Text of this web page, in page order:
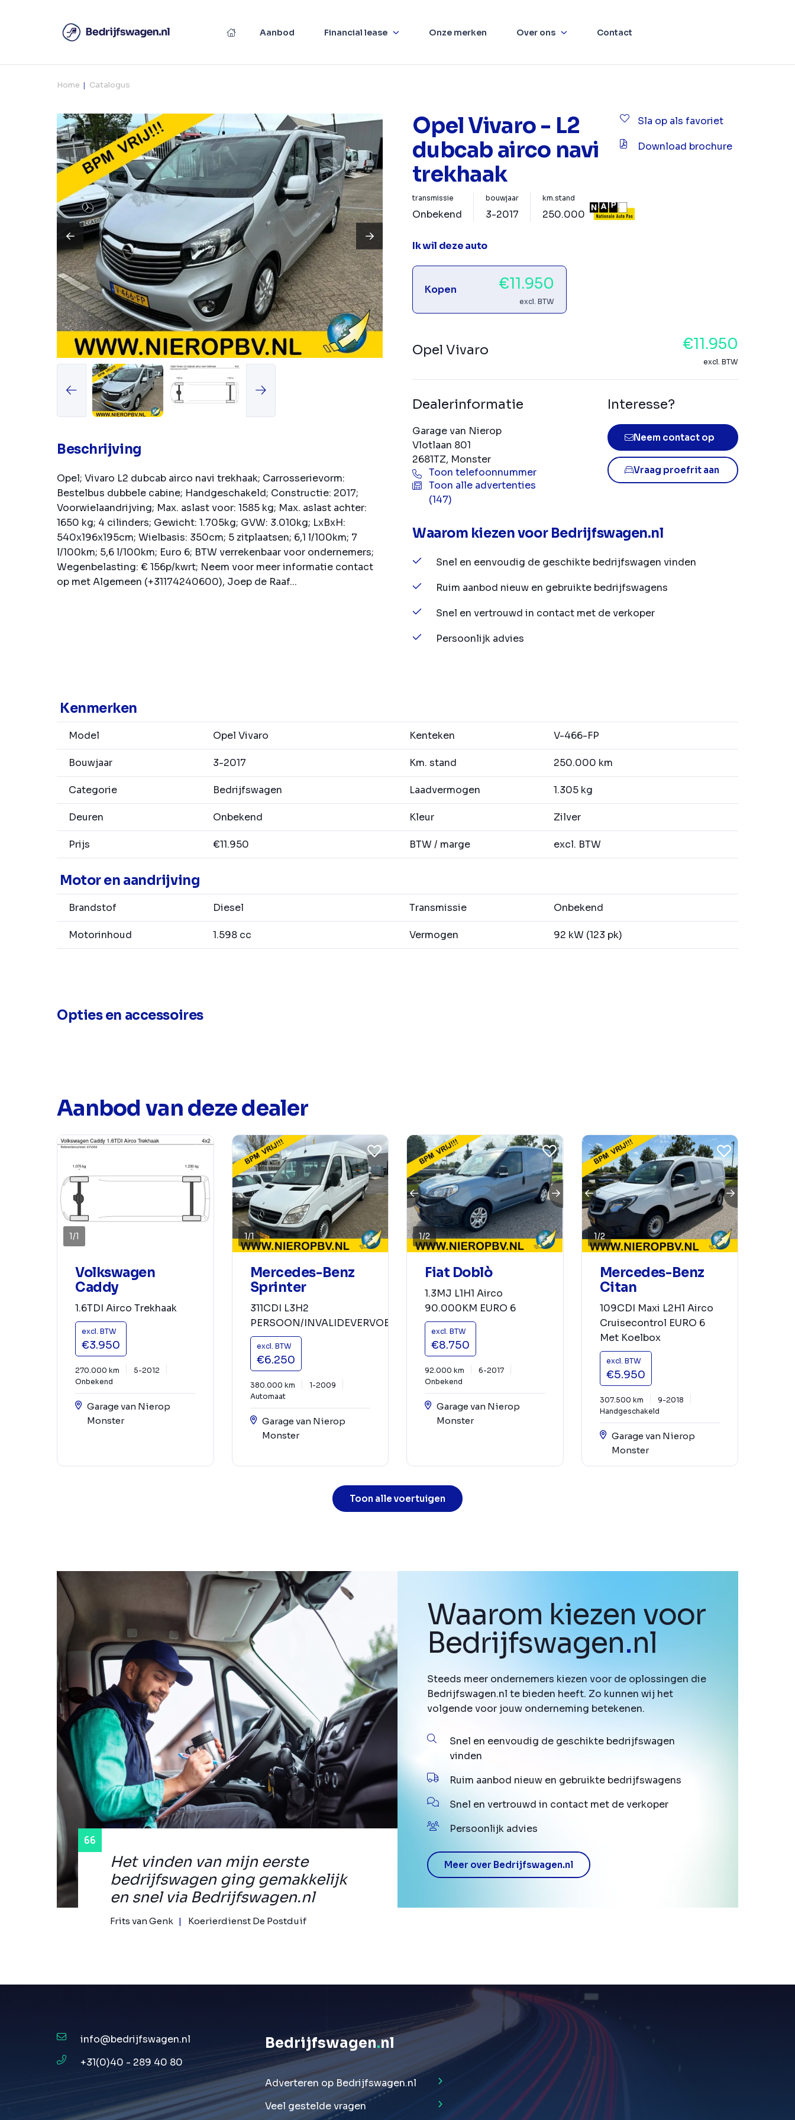
Aanbod Financial lease Onze merken Over ons Contact
Home Catalogus
Beschrijving
Opel; Vivaro L2 dubcab airco navi trekhaak; Carrosserievorm:
Bestelbus dubbele cabine; Handgeschakeld; Constructie: 2017;
Voorwielaandrijving; Max. aslast voor: 1585 kg; Max. aslast achter:
1650 kg; 4 cilinders; Gewicht: 1.705kg; GVW: 3.010kg; LxBxH:
540x196x195cm; Wielbasis: 350cm; 5 zitplaatsen; 6,1 l/100km; 7
l/100km; 5,6 l/100km; Euro 6; BTW verrekenbaar voor ondernemers;
Wegenbelasting: € 156p/kwrt; Neem voor meer informatie contact
op met Algemeen (+31174240600), Joep de Raaf...
Opel Vivaro - L2
dubcab airco navi
trekhaak
Sla op als favoriet
Download brochure
transmissie
Onbekend
bouwjaar
3-2017
km.stand
250.000
Ik wil deze auto
Kopen €11.950
excl. BTW
Opel Vivaro €11.950
excl. BTW
Dealerinformatie
Garage van Nierop
Vlotlaan 801
2681TZ, Monster
Toon telefoonnummer
Toon alle advertenties
(147)
Interesse?
Neem contact op
Vraag proefrit aan
Waarom kiezen voor Bedrijfswagen.nl
Snel en eenvoudig de geschikte bedrijfswagen vinden
Ruim aanbod nieuw en gebruikte bedrijfswagens
Snel en vertrouwd in contact met de verkoper
Persoonlijk advies
Kenmerken
Model Opel Vivaro Kenteken V-466-FP
Bouwjaar 3-2017 Km. stand 250.000 km
Categorie Bedrijfswagen Laadvermogen 1.305 kg
Deuren Onbekend Kleur Zilver
Prijs €11.950 BTW / marge excl. BTW
Motor en aandrijving
Brandstof Diesel Transmissie Onbekend
Motorinhoud 1.598 cc Vermogen 92 kW (123 pk)
Opties en accessoires
Aanbod van deze dealer
1/1
Volkswagen
Caddy
1.6TDI Airco Trekhaak
excl. BTW
€3.950
270.000 km
5-2012
Onbekend
Garage van Nierop
Monster
1/1
Mercedes-Benz
Sprinter
311CDI L3H2
PERSOON/INVALIDEVERVOER
excl. BTW
€6.250
380.000 km
1-2009
Automaat
Garage van Nierop
Monster
1/2
Fiat Doblò
1.3MJ L1H1 Airco
90.000KM EURO 6
excl. BTW
€8.750
92.000 km
6-2017
Onbekend
Garage van Nierop
Monster
1/2
Mercedes-Benz
Citan
109CDI Maxi L2H1 Airco
Cruisecontrol EURO 6
Met Koelbox
excl. BTW
€5.950
307.500 km
9-2018
Handgeschakeld
Garage van Nierop
Monster
Toon alle voertuigen
Het vinden van mijn eerste
bedrijfswagen ging gemakkelijk
en snel via Bedrijfswagen.nl
Frits van Genk Koerierdienst De Postduif
Waarom kiezen voor
Bedrijfswagen.nl
Steeds meer ondernemers kiezen voor de oplossingen die
Bedrijfswagen.nl te bieden heeft. Zo kunnen wij het
volgende voor jouw onderneming betekenen.
Snel en eenvoudig de geschikte bedrijfswagen
vinden
Ruim aanbod nieuw en gebruikte bedrijfswagens
Snel en vertrouwd in contact met de verkoper
Persoonlijk advies
Meer over Bedrijfswagen.nl
info@bedrijfswagen.nl
+31(0)40 - 289 40 80
Bedrijfswagen.nl
Adverteren op Bedrijfswagen.nl
Veel gestelde vragen